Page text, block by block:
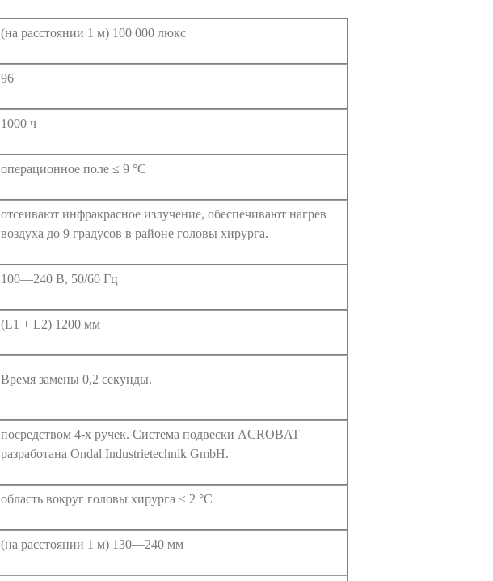
(на расстоянии 1 м) 100 000 люкс
96
1000 ч
операционное поле ≤ 9 °C
отсеивают инфракрасное излучение, обеспечивают нагрев
воздуха до 9 градусов в районе головы хирурга.
100—240 В, 50/60 Гц
(L1 + L2) 1200 мм
Время замены 0,2 секунды.
посредством 4-х ручек. Система подвески ACROBAT
разработана Ondal Industrietechnik GmbH.
область вокруг головы хирурга ≤ 2 °C
(на расстоянии 1 м) 130—240 мм